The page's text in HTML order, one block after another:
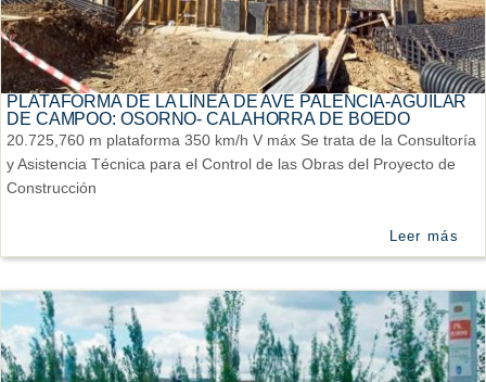
PLATAFORMA DE LA LÍNEA DE AVE PALENCIA-AGUILAR
DE CAMPOO: OSORNO- CALAHORRA DE BOEDO
20.725,760 m plataforma 350 km/h V máx Se trata de la Consultoría
y Asistencia Técnica para el Control de las Obras del Proyecto de
Construcción
Leer más